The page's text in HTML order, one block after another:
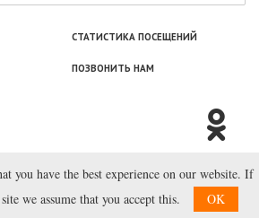
СТАТИСТИКА ПОСЕЩЕНИЙ
ПОЗВОНИТЬ НАМ
Новоcтей», 2003—2026.
you have the best experience on our website. If
we assume that you accept this.
OK